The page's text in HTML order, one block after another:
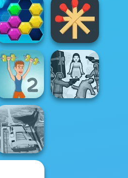
Puzzle Fever
Matchstick
Puzzles
Muscle Clicker 2